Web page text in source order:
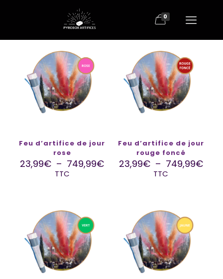
0
Feu d’artifice de jour
rose
23,99€ – 749,99€
TTC
Feu d’artifice de jour
rouge foncé
23,99€ – 749,99€
TTC